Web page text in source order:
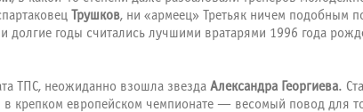
Трушков, ни «армеец» Третьяк ничем подобным
долгие годы считались лучшими вратарями 1996 года
ТПС, неожиданно взошла звезда Александра Георгиева.
крепком европейском чемпионате — весомый повод для